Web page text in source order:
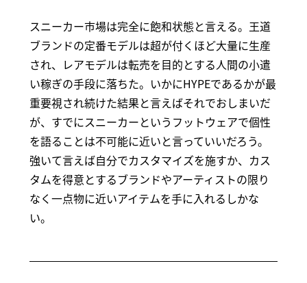
スニーカー市場は完全に飽和状態と言える。王道
ブランドの定番モデルは超が付くほど大量に生産
され、レアモデルは転売を目的とする人間の小遣
い稼ぎの手段に落ちた。いかにHYPEであるかが最
重要視され続けた結果と言えばそれでおしまいだ
が、すでにスニーカーというフットウェアで個性
を語ることは不可能に近いと言っていいだろう。
強いて言えば自分でカスタマイズを施すか、カス
タムを得意とするブランドやアーティストの限り
なく一点物に近いアイテムを手に入れるしかな
い。